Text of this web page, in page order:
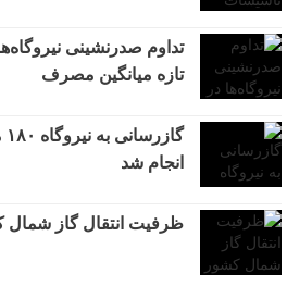
تداوم صدرنشینی
تازه میانگین مصرف
انجام شد
ظرفیت انتقال گاز شمال